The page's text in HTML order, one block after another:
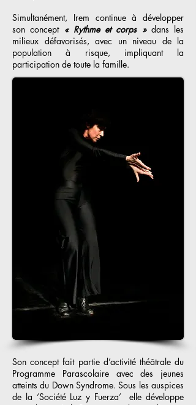
Simultanément, Irem continue à développer
son concept « Rythme et corps » dans les
milieux défavorisés, avec un niveau de la
population à risque, impliquant la
participation de toute la famille.
Son concept fait partie d’activité théâtrale du
Programme Parascolaire avec des jeunes
atteints du Down Syndrome. Sous les auspices
de la ‘Société Luz y Fuerza’ elle développe